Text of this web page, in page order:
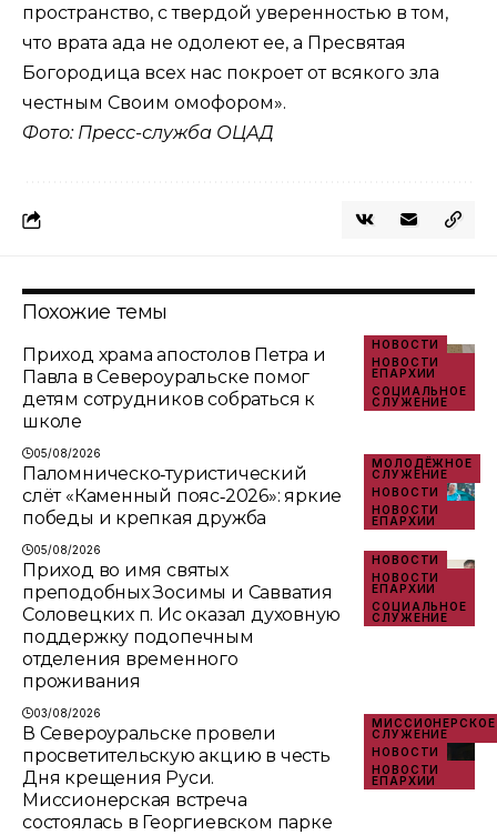
пространство, с твердой уверенностью в том,
что врата ада не одолеют ее, а Пресвятая
Богородица всех нас покроет от всякого зла
честным Своим омофором».
Фото: Пресс-служба ОЦАД
Похожие темы
НОВОСТИ
НОВОСТИ
ЕПАРХИИ
СОЦИАЛЬНОЕ
СЛУЖЕНИЕ
Приход храма апостолов Петра и
Павла в Североуральске помог
детям сотрудников собраться к
школе
05/08/2026
МОЛОДЁЖНОЕ
СЛУЖЕНИЕ
НОВОСТИ
НОВОСТИ
ЕПАРХИИ
Паломническо‑туристический
слёт «Каменный пояс‑2026»: яркие
победы и крепкая дружба
05/08/2026
НОВОСТИ
НОВОСТИ
ЕПАРХИИ
СОЦИАЛЬНОЕ
СЛУЖЕНИЕ
Приход во имя святых
преподобных Зосимы и Савватия
Соловецких п. Ис оказал духовную
поддержку подопечным
отделения временного
проживания
03/08/2026
МИССИОНЕРСКОЕ
СЛУЖЕНИЕ
НОВОСТИ
НОВОСТИ
ЕПАРХИИ
В Североуральске провели
просветительскую акцию в честь
Дня крещения Руси.
Миссионерская встреча
состоялась в Георгиевском парке